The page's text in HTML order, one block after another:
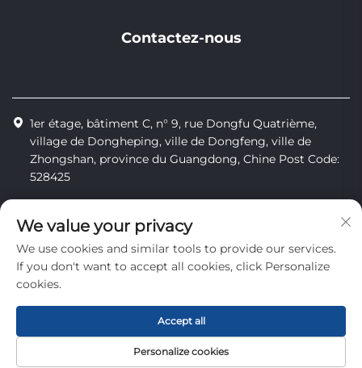
Contactez-nous
1er étage, bâtiment C, n° 9, rue Dongfu Quatrième,
village de Dongheping, ville de Dongfeng, ville de
Zhongshan, province du Guangdong, Chine Post Code:
528425
[email protected]
Politique de confidentialité
We value your privacy
We use cookies and similar tools to provide our services.
If you don't want to accept all cookies, click Personalize
cookies.
Personalize cookies
Accept all